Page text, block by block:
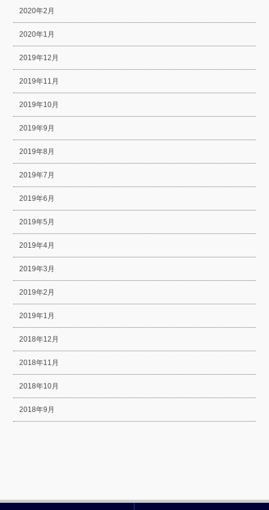
2020年2月
2020年1月
2019年12月
2019年11月
2019年10月
2019年9月
2019年8月
2019年7月
2019年6月
2019年5月
2019年4月
2019年3月
2019年2月
2019年1月
2018年12月
2018年11月
2018年10月
2018年9月